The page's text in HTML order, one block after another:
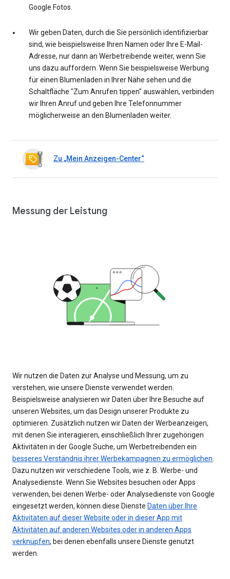
Google Fotos.
Wir geben Daten, durch die Sie persönlich identifizierbar
sind, wie beispielsweise Ihren Namen oder Ihre E-Mail-
Adresse, nur dann an Werbetreibende weiter, wenn Sie
uns dazu auffordern. Wenn Sie beispielsweise Werbung
für einen Blumenladen in Ihrer Nähe sehen und die
Schaltfläche "Zum Anrufen tippen" auswählen, verbinden
wir Ihren Anruf und geben Ihre Telefonnummer
möglicherweise an den Blumenladen weiter.
Zu „Mein Anzeigen-Center“
Messung der Leistung
Wir nutzen die Daten zur Analyse und Messung, um zu
verstehen, wie unsere Dienste verwendet werden.
Beispielsweise analysieren wir Daten über Ihre Besuche auf
unseren Websites, um das Design unserer Produkte zu
optimieren. Zusätzlich nutzen wir Daten der Werbeanzeigen,
mit denen Sie interagieren, einschließlich Ihrer zugehörigen
Aktivitäten in der Google Suche, um Werbetreibenden ein
besseres Verständnis ihrer Werbekampagnen zu ermöglichen.
Dazu nutzen wir verschiedene Tools, wie z. B. Werbe- und
Analysedienste. Wenn Sie Websites besuchen oder Apps
verwenden, bei denen Werbe- oder Analysedienste von Google
eingesetzt werden, können diese Dienste Daten über Ihre
Aktivitäten auf dieser Website oder in dieser App mit
Aktivitäten auf anderen Websites oder in anderen Apps
verknüpfen, bei denen ebenfalls unsere Dienste genutzt
werden.